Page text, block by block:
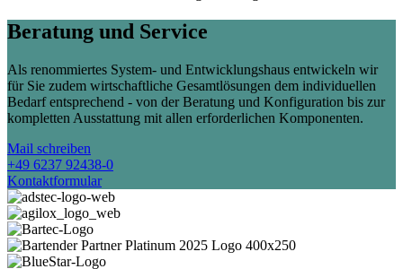
Beratung und Service
Als renommiertes System- und Entwicklungshaus entwickeln wir
für Sie zudem wirtschaftliche Gesamtlösungen dem individuellen
Bedarf entsprechend - von der Beratung und Konfiguration bis zur
kompletten Ausstattung mit allen erforderlichen Komponenten.
Mail schreiben
+49 6237 92438-0
Kontaktformular